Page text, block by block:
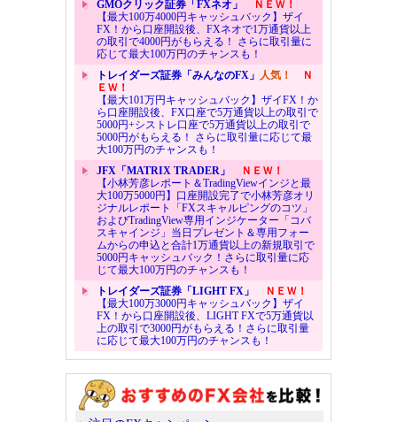
GMOクリック証券「FXネオ」
ＮＥＷ！
【最大100万4000円キャッシュバック】ザイ
FX！から口座開設後、FXネオで1万通貨以上
の取引で4000円がもらえる！ さらに取引量に
応じて最大100万円のチャンスも！
トレイダーズ証券「みんなのFX」 人気！
Ｎ
ＥＷ！
【最大101万円キャッシュバック】ザイFX！か
ら口座開設後、FX口座で5万通貨以上の取引で
5000円+シストレ口座で5万通貨以上の取引で
5000円がもらえる！ さらに取引量に応じて最
大100万円のチャンスも！
JFX「MATRIX TRADER」
ＮＥＷ！
【小林芳彦レポート＆TradingViewインジと最
大100万5000円】口座開設完了で小林芳彦オリ
ジナルレポート「FXスキャルピングのコツ」
およびTradingView専用インジケーター「コバ
スキャインジ」当日プレゼント＆専用フォー
ムからの申込と合計1万通貨以上の新規取引で
5000円キャッシュバック！さらに取引量に応
じて最大100万円のチャンスも！
トレイダーズ証券「LIGHT FX」
ＮＥＷ！
【最大100万3000円キャッシュバック】ザイ
FX！から口座開設後、LIGHT FXで5万通貨以
上の取引で3000円がもらえる！さらに取引量
に応じて最大100万円のチャンスも！